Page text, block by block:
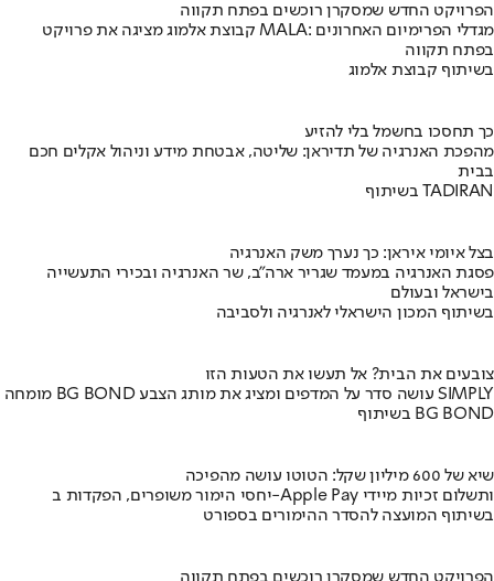
הפרויקט החדש שמסקרן רוכשים בפתח תקווה
קבוצת אלמוג מציגה את פרויקט MALA: מגדלי הפרימיום האחרונים
בפתח תקווה
בשיתוף קבוצת אלמוג
כך תחסכו בחשמל בלי להזיע
מהפכת האנרגיה של תדיראן: שליטה, אבטחת מידע וניהול אקלים חכם
בבית
בשיתוף TADIRAN
בצל איומי איראן: כך נערך משק האנרגיה
פסגת האנרגיה במעמד שגריר ארה"ב, שר האנרגיה ובכירי התעשייה
בישראל ובעולם
בשיתוף המכון הישראלי לאנרגיה ולסביבה
צובעים את הבית? אל תעשו את הטעות הזו
מומחה BG BOND עושה סדר על המדפים ומציג את מותג הצבע SIMPLY
בשיתוף BG BOND
שיא של 600 מיליון שקל: הטוטו עושה מהפיכה
יחסי הימור משופרים, הפקדות ב-Apple Pay ותשלום זכיות מיידי
בשיתוף המועצה להסדר ההימורים בספורט